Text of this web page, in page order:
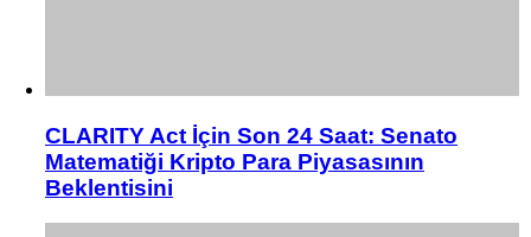
CLARITY Act İçin Son 24 Saat: Senato
Matematiği Kripto Para Piyasasının
Beklentisini